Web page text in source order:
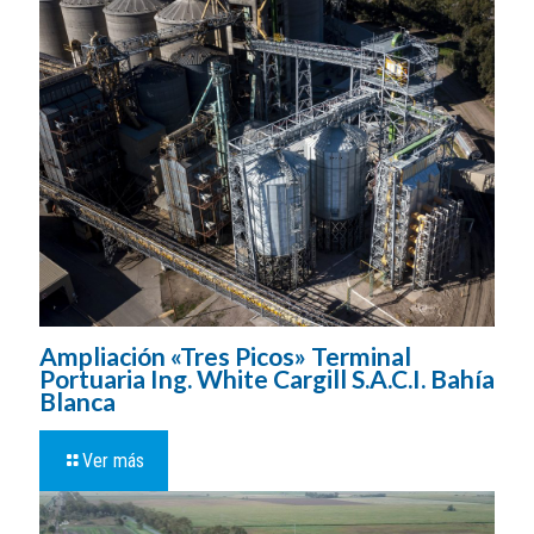
Ampliación «Tres Picos» Terminal
Portuaria Ing. White Cargill S.A.C.I. Bahía
Blanca
Ver más